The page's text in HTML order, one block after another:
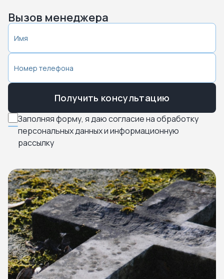
Вызов менеджера
Заполняя форму, я даю согласие на обработку
персональных данных и информационную
рассылку
Получить консультацию